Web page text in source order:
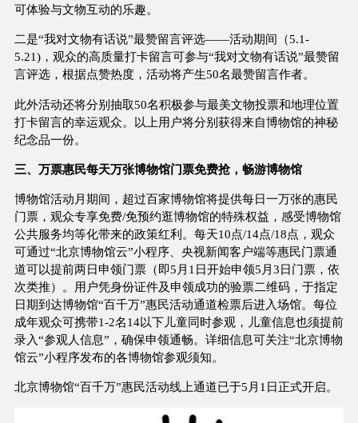
可体验与文物互动的乐趣。
二是“我对文物有话说”最赞留言评选——活动期间（5.1-
5.21)，观众的高质量打卡留言可参与“我对文物有话说”最赞留
言评选，根据点赞热度，活动将产生50名最赞留言作者。
此外活动还将分别抽取50名积极参与最美文物投票和地理位置
打卡留言的幸运观众。以上用户将分别获得来自博物馆的神秘
纪念品一份。
三、万票惠民每天万张博物馆门票免费抢，畅游博物馆
博物馆活动月期间，超过百家博物馆将提供每日一万张的惠民
门票，观众专享免费/免预约逛博物馆的特殊权益，感受博物馆
公共服务均等化带来的政策红利。每天10点/14点/18点，观众
可通过“北京博物馆云”小程序、央视新闻客户端等惠民门票通
道可以提前两日申领门票（即5月1日开始申领5月3日门票，依
次类推）。用户凭身份证件及申领成功的验票二维码，于指定
日期到达博物馆“百千万”惠民活动通道检票后进入场馆。每位
成年观众可携带1-2名14以下儿童同时参观，儿童信息也须提前
录入“参观人信息”，确保申领通畅。详细信息可关注“北京博物
馆云”小程序发布的各博物馆参观须知。
北京博物馆“百千万”惠民活动线上通道已于5月1日正式开启。